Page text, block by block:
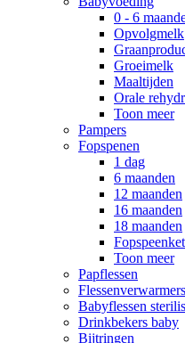
0 - 6
Opvolgmelk
Groeimelk
Maaltijden
Orale
Toon meer
Pampers
Fopspenen
1 dag
6 maanden
12 maanden
16 maanden
18 maanden
Toon meer
Papflessen
Flessenverwarmers
Babyflessen
Drinkbekers baby
Bijtringen